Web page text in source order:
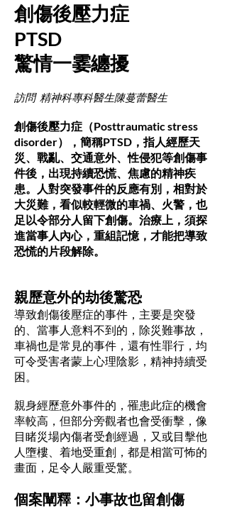
創傷後壓力症
PTSD
驚情一霎纏擾
訪問 精神科專科醫生陳蔓蕾醫生
創傷後壓力症（Posttraumatic stress
disorder），簡稱PTSD，指人經歷天
災、戰亂、交通意外、性侵犯等創傷事
件後，出現持續恐慌、焦慮的精神疾
患。人對突發事件的反應有別，相對於
大災難，看似較輕微的車禍、火警，也
足以令部分人留下創傷。治療上，須探
進當事人內心，重組記憶，才能把導致
恐慌的片段解除。
親歷意外的劫後驚恐
導致創傷後壓症的事件，主要是突發
的、當事人意料不到的，除災難事故，
車禍也是常見的事件，還有性罪行，均
可令受害者蒙上心理陰影，精神持續受
困。
親身經歷意外事件的，罹患此症的機會
率較高，但部分旁觀者也會受衝擊，像
目睹災場內傷者受創經過，又或目擊他
人墮樓、着地受重創，都是相當可怖的
畫面，足令人嚴重受驚。
個案闡釋：小事故也留創傷